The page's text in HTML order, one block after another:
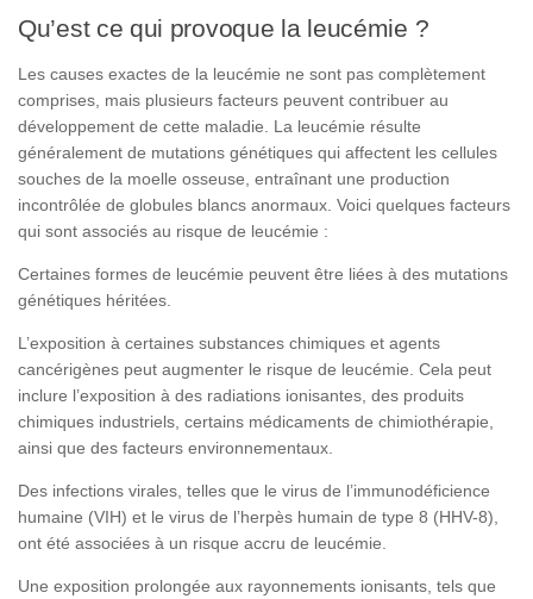
Qu’est ce qui provoque la leucémie ?
Les causes exactes de la leucémie ne sont pas complètement
comprises, mais plusieurs facteurs peuvent contribuer au
développement de cette maladie. La leucémie résulte
généralement de mutations génétiques qui affectent les cellules
souches de la moelle osseuse, entraînant une production
incontrôlée de globules blancs anormaux. Voici quelques facteurs
qui sont associés au risque de leucémie :
Certaines formes de leucémie peuvent être liées à des mutations
génétiques héritées.
L’exposition à certaines substances chimiques et agents
cancérigènes peut augmenter le risque de leucémie. Cela peut
inclure l’exposition à des radiations ionisantes, des produits
chimiques industriels, certains médicaments de chimiothérapie,
ainsi que des facteurs environnementaux.
Des infections virales, telles que le virus de l’immunodéficience
humaine (VIH) et le virus de l’herpès humain de type 8 (HHV-8),
ont été associées à un risque accru de leucémie.
Une exposition prolongée aux rayonnements ionisants, tels que